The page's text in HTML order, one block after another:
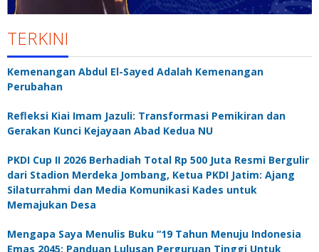
TERKINI
Kemenangan Abdul El-Sayed Adalah Kemenangan
Perubahan
Refleksi Kiai Imam Jazuli: Transformasi Pemikiran dan
Gerakan Kunci Kejayaan Abad Kedua NU
PKDI Cup II 2026 Berhadiah Total Rp 500 Juta Resmi Bergulir
dari Stadion Merdeka Jombang, Ketua PKDI Jatim: Ajang
Silaturrahmi dan Media Komunikasi Kades untuk
Memajukan Desa
Mengapa Saya Menulis Buku “19 Tahun Menuju Indonesia
Emas 2045: Panduan Lulusan Perguruan Tinggi Untuk